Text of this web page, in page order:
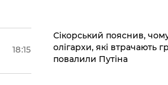
18:15
​Сікорський пояснив, чому
олігархи, які втрачають
повалили Путіна